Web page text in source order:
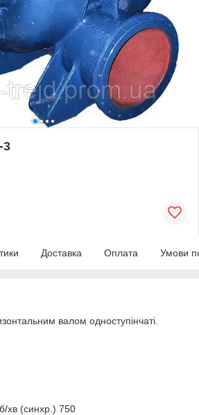
3
Доставка Оплата Умови
валом одноступінчаті.
хв (синхр.) 750